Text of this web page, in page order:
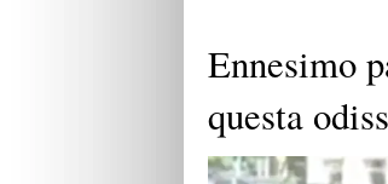
Ennesimo
questa